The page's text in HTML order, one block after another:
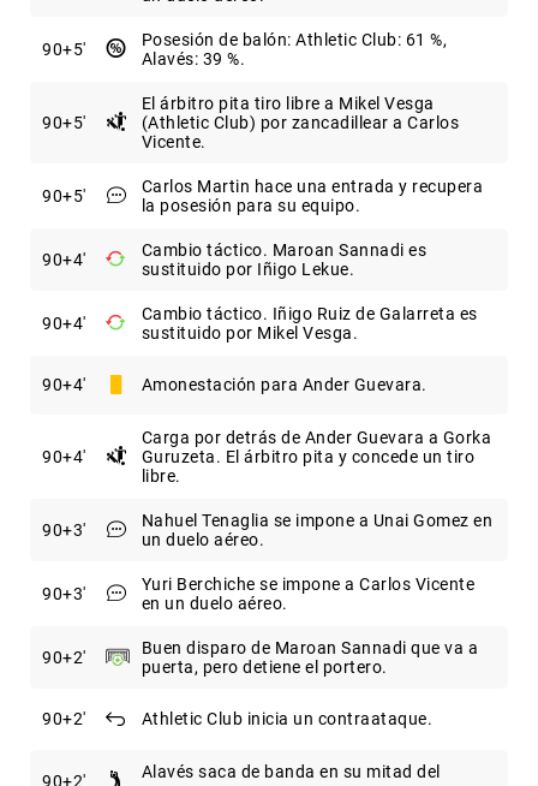
90+5
Posesión de balón: Athletic Club: 61 %,
Alavés: 39 %.
90+5
El árbitro pita tiro libre a Mikel Vesga
(Athletic Club) por zancadillear a Carlos
Vicente.
90+5
Carlos Martin hace una entrada y recupera
la posesión para su equipo.
90+4
Cambio táctico. Maroan Sannadi es
sustituido por Iñigo Lekue.
90+4
Cambio táctico. Iñigo Ruiz de Galarreta es
sustituido por Mikel Vesga.
90+4 Amonestación para Ander Guevara.
90+4
Carga por detrás de Ander Guevara a Gorka
Guruzeta. El árbitro pita y concede un tiro
libre.
90+3
Nahuel Tenaglia se impone a Unai Gomez en
un duelo aéreo.
90+3
Yuri Berchiche se impone a Carlos Vicente
en un duelo aéreo.
90+2
Buen disparo de Maroan Sannadi que va a
puerta, pero detiene el portero.
90+2 Athletic Club inicia un contraataque.
90+2
Alavés saca de banda en su mitad del